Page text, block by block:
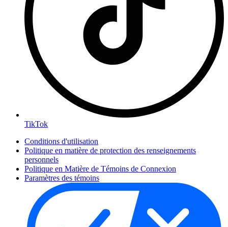
TikTok
Conditions d'utilisation
Politique en matière de protection des renseignements
personnels
Politique en Matière de Témoins de Connexion
Paramètres des témoins